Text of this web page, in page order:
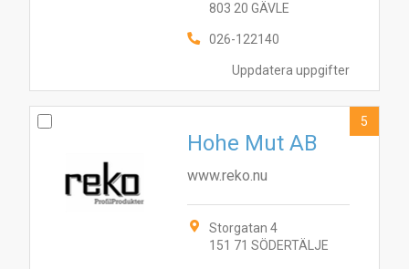
Uppdatera uppgifter
803 20 GÄVLE
026-122140
Hohe Mut AB
www.reko.nu
Storgatan 4
151 71 SÖDERTÄLJE
5